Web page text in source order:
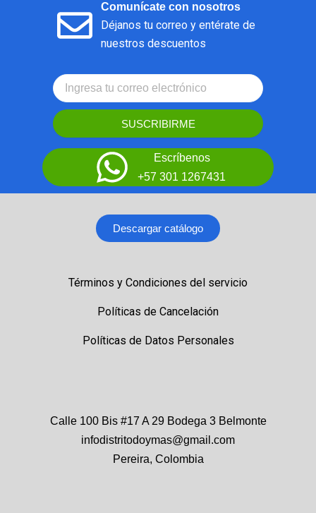
Comunícate con nosotros
Déjanos tu correo y entérate de
nuestros descuentos
SUSCRIBIRME
Escríbenos
+57 301 1267431
Descargar catálogo
Términos y Condiciones del servicio
Políticas de Cancelación
Políticas de Datos Personales
Calle 100 Bis #17 A 29 Bodega 3 Belmonte
infodistritodoymas@gmail.com
Pereira, Colombia